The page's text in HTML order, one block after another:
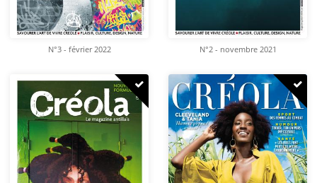
N°3 - février 2022 N°2 - novembre 2021